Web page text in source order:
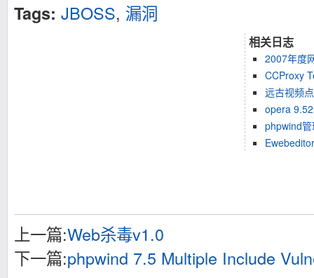
Tags: JBOSS, 漏洞
相关日志
2007年度
CCProxy
远古视频
opera
phpwind
上一篇:Web杀毒v1.0
下一篇:phpwind 7.5 Multiple Include